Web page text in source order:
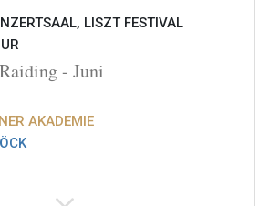
LISZT FESTIVAL
- Juni
AKADEMIE